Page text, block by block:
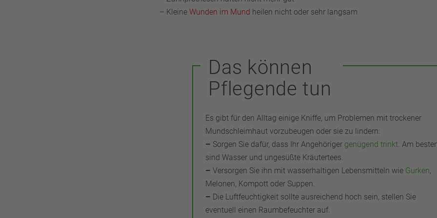
– Kleine Wunden im Mund heilen nicht oder sehr langsam
Das können
Pflegende tun
Es gibt für den Alltag einige Kniffe, um Problemen mit trockener
Mundschleimhaut vorzubeugen oder sie zu lindern:
– Sorgen Sie dafür, dass Ihr Angehöriger genügend trinkt. Am
sind Wasser und ungesüßte Kräutertees.
–Versorgen Sie ihn mit wasserhaltigen Lebensmitteln wie Gurken,
Melonen, Kompott oder Suppen.
– Die Luftfeuchtigkeit sollte ausreichend hoch sein, stellen Sie
eventuell einen Raumbefeuchter auf.